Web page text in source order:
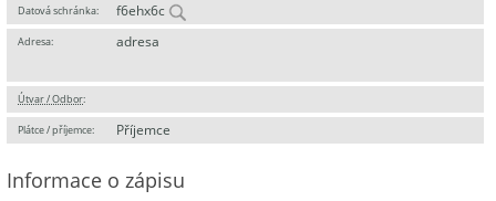
Datová schránka: f6ehx6c
Adresa: adresa
Útvar / Odbor:
Plátce / příjemce: Příjemce
Informace o zápisu